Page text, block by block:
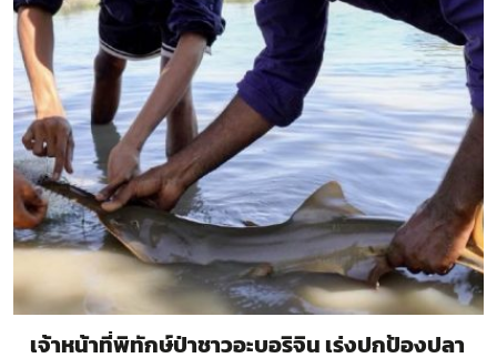
เจ้าหน้าที่พิทักษ์ป่าชาวอะบอริจิน เร่งปกป้องปลา